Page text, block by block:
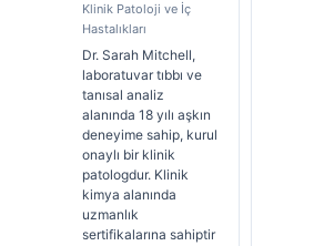
Klinik Patoloji ve İç
Hastalıkları
Dr. Sarah Mitchell,
laboratuvar tıbbı ve
tanısal analiz
alanında 18 yılı aşkın
deneyime sahip, kurul
onaylı bir klinik
patologdur. Klinik
kimya alanında
uzmanlık
sertifikalarına sahiptir